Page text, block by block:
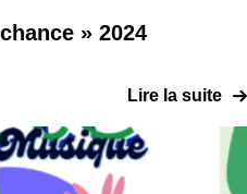
» 2024
Lire la suite